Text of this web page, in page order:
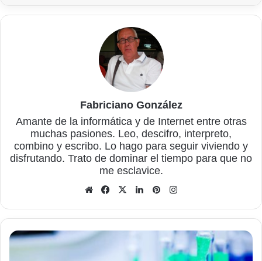
Fabriciano González
Amante de la informática y de Internet entre otras
muchas pasiones. Leo, descifro, interpreto,
combino y escribo. Lo hago para seguir viviendo y
disfrutando. Trato de dominar el tiempo para que no
me esclavice.
Sitio
Facebook
X LinkedInPinterest
Los
disolventes